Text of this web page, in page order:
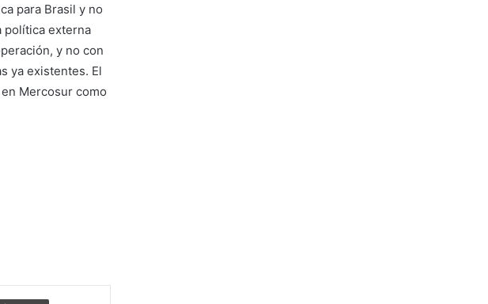
para Brasil y no
política externa
y no con
ya existentes. El
Mercosur como